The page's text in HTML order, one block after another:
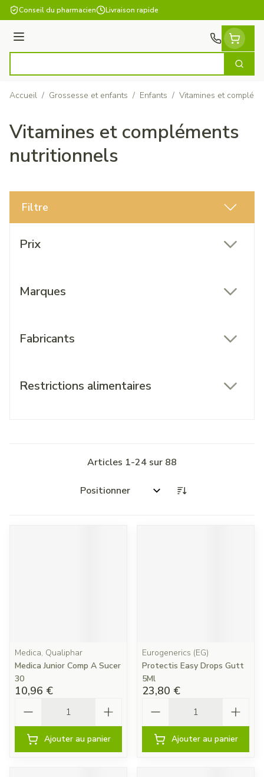
Aller au contenu
Conseil du pharmacien Livraison rapide
Menu
Accueil / Grossesse et enfants / Enfants / Vitamines et
Vitamines et compléments
nutritionnels
Filtre
Prix
Marques
Fabricants
Restrictions alimentaires
Articles 1-24 sur 88
Trier par:
Medica, Qualiphar
Medica Junior Comp A Sucer
30
10,96 €
Ajouter au panier
Eurogenerics (EG)
Protectis Easy Drops Gutt
5Ml
23,80 €
Ajouter au panier